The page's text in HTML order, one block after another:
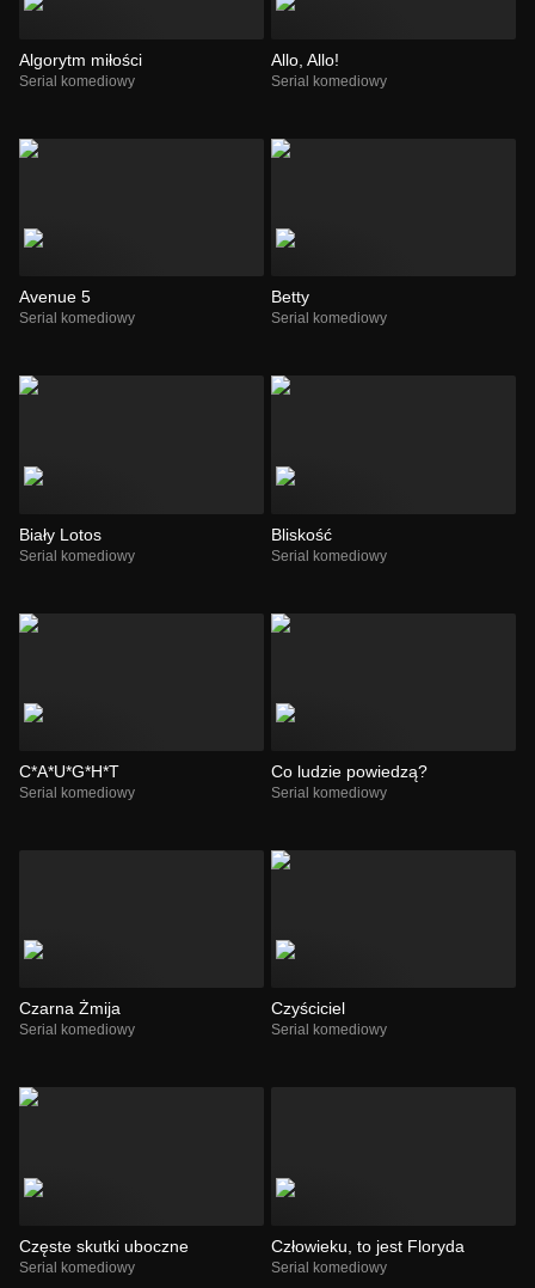
Algorytm miłości
Serial komediowy
Allo, Allo!
Serial komediowy
Avenue 5
Serial komediowy
Betty
Serial komediowy
Biały Lotos
Serial komediowy
Bliskość
Serial komediowy
C*A*U*G*H*T
Serial komediowy
Co ludzie powiedzą?
Serial komediowy
Czarna Żmija
Serial komediowy
Czyściciel
Serial komediowy
Częste skutki uboczne
Serial komediowy
Człowieku, to jest Floryda
Serial komediowy